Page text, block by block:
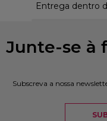
Entrega dentro
Junte-se à
Subscreva a nossa